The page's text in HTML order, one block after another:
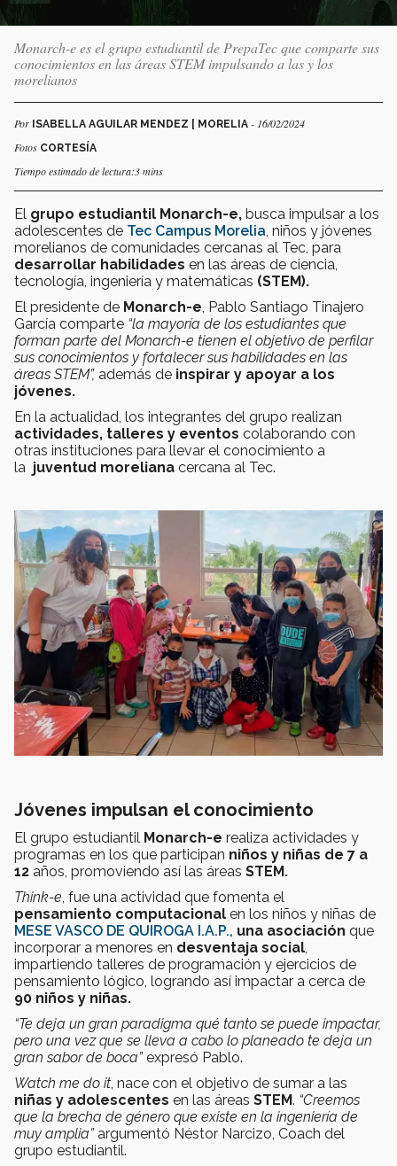
Monarch-e es el grupo estudiantil de PrepaTec que comparte sus
conocimientos en las áreas STEM impulsando a las y los
morelianos
Por ISABELLA AGUILAR MENDEZ | MORELIA - 16/02/2024
Fotos CORTESÍA
Tiempo estimado de lectura:3 mins
El grupo estudiantil Monarch-e, busca impulsar a los
adolescentes de Tec Campus Morelia , niños y jóvenes
morelianos de comunidades cercanas al Tec, para
desarrollar habilidades en las áreas de ciencia,
tecnología, ingeniería y matemáticas (STEM).
El presidente de Monarch-e , Pablo Santiago Tinajero
García comparte “la mayoría de los estudiantes que
forman parte del Monarch-e tienen el objetivo de perfilar
sus conocimientos y fortalecer sus habilidades en las
áreas STEM”, además de inspirar y apoyar a los
jóvenes.
En la actualidad, los integrantes del grupo realizan
actividades, talleres y eventos colaborando con
otras instituciones para llevar el conocimiento a
la juventud moreliana cercana al Tec.
Jóvenes impulsan el conocimiento
El grupo estudiantil Monarch-e realiza actividades y
programas en los que participan niños y niñas de 7 a
12 años, promoviendo así las áreas STEM.
Think-e, fue una actividad que fomenta el
pensamiento computacional en los niños y niñas de
MESE VASCO DE QUIROGA I.A.P., una asociación que
incorporar a menores en desventaja social,
impartiendo talleres de programación y ejercicios de
pensamiento lógico, logrando así impactar a cerca de
90 niños y niñas.
“Te deja un gran paradigma qué tanto se puede impactar,
pero una vez que se lleva a cabo lo planeado te deja un
gran sabor de boca”expresó Pablo.
Watch me do it, nace con el objetivo de sumar a las
niñas y adolescentes en las áreas STEM. “Creemos
que la brecha de género que existe en la ingeniería de
muy amplia”argumentó Néstor Narcizo, Coach del
grupo estudiantil.